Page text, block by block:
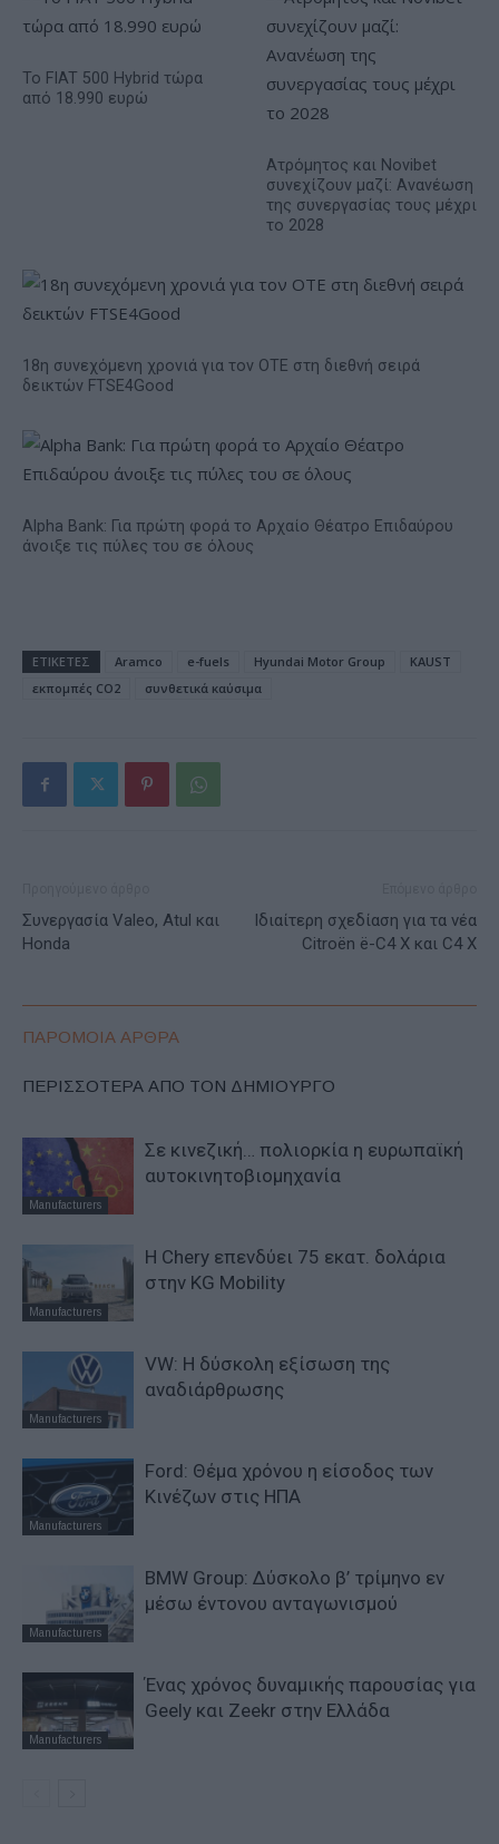
Το FIAT 500 Hybrid τώρα
από 18.990 ευρώ
Ατρόμητος και Novibet
συνεχίζουν μαζί: Ανανέωση
της συνεργασίας τους μέχρι
το 2028
18η συνεχόμενη χρονιά για τον ΟΤΕ στη διεθνή σειρά
δεικτών FTSE4Good
Alpha Bank: Για πρώτη φορά το Αρχαίο Θέατρο Επιδαύρου
άνοιξε τις πύλες του σε όλους
ΕΤΙΚΕΤΕΣ Aramco e-fuels Hyundai Motor Group
KAUST
εκπομπές CO2
συνθετικά καύσιμα
Συνεργασία Valeo, Atul και
Honda
Ιδιαίτερη σχεδίαση για τα νέα
Citroën ë-C4 X και C4 X
ΠΑΡΟΜΟΙΑ ΑΡΘΡΑ
ΠΕΡΙΣΣΟΤΕΡΑ ΑΠΟ ΤΟΝ ΔΗΜΙΟΥΡΓΟ
Manufacturers
Σε κινεζική… πολιορκία η ευρωπαϊκή
αυτοκινητοβιομηχανία
Manufacturers
Η Chery επενδύει 75 εκατ. δολάρια
στην KG Mobility
Manufacturers
VW: Η δύσκολη εξίσωση της
αναδιάρθρωσης
Manufacturers
Ford: Θέμα χρόνου η είσοδος των
Κινέζων στις ΗΠΑ
Manufacturers
BMW Group: Δύσκολο β’ τρίμηνο εν
μέσω έντονου ανταγωνισμού
Manufacturers
Ένας χρόνος δυναμικής παρουσίας για
Geely και Zeekr στην Ελλάδα